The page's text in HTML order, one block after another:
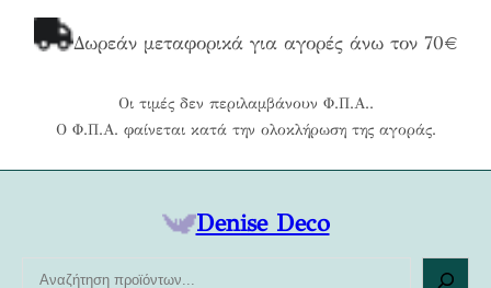
Δωρεάν μεταφορικά για αγορές άνω τον 70€
Οι τιμές δεν περιλαμβάνουν Φ.Π.Α..
Ο Φ.Π.Α. φαίνεται κατά την ολοκλήρωση της αγοράς.
Denise Deco